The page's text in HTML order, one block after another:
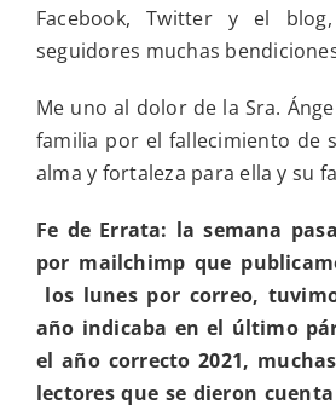
Facebook, Twitter y el
seguidores muchas
Me uno al dolor de la Sra.
familia por el fallecimiento de
alma y fortaleza para ella y su
Fe de Errata: la semana
por mailchimp que
los lunes por correo,
año indicaba en el último
el año correcto 2021,
lectores que se dieron